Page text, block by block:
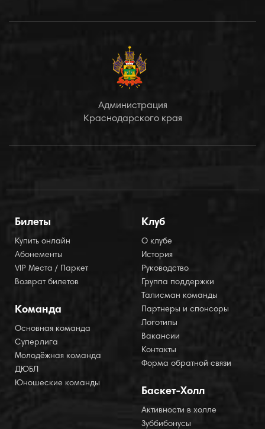
Администрация
Краснодарского края
Билеты
Купить онлайн
Абонементы
VIP Места / Паркет
Возврат билетов
Команда
Основная команда
Суперлига
Молодёжная команда
ДЮБЛ
Юношеские команды
Клуб
О клубе
История
Руководство
Группа поддержки
Талисман команды
Партнеры и спонсоры
Логотипы
Вакансии
Контакты
Форма обратной связи
Баскет-Холл
Активности в холле
Зуббибонусы